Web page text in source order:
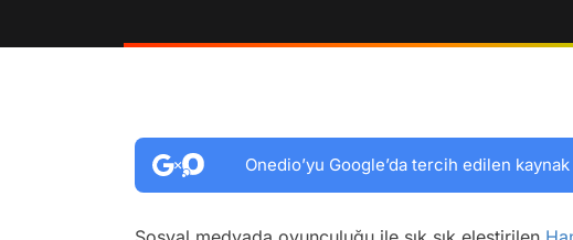
Onedio’yu Google’da tercih edilen